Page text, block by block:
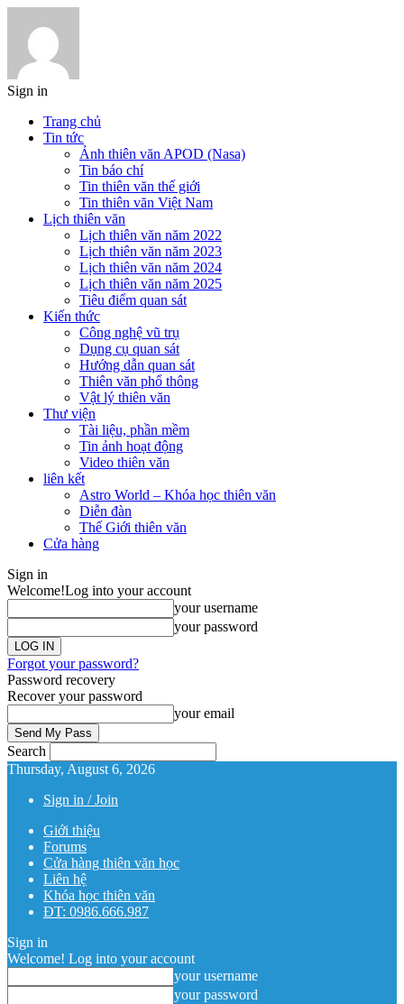
Sign in
Trang chủ
Tin tức
Ảnh thiên văn APOD (Nasa)
Tin báo chí
Tin thiên văn thế giới
Tin thiên văn Việt Nam
Lịch thiên văn
Lịch thiên văn năm 2022
Lịch thiên văn năm 2023
Lịch thiên văn năm 2024
Lịch thiên văn năm 2025
Tiêu điểm quan sát
Kiến thức
Công nghệ vũ trụ
Dụng cụ quan sát
Hướng dẫn quan sát
Thiên văn phổ thông
Vật lý thiên văn
Thư viện
Tài liệu, phần mềm
Tin ảnh hoạt động
Video thiên văn
liên kết
Astro World – Khóa học thiên văn
Diễn đàn
Thế Giới thiên văn
Cửa hàng
Sign in
Welcome!Log into your account
your username
your password
Forgot your password?
Password recovery
Recover your password
your email
Search
Thursday, August 6, 2026
Sign in / Join
Giới thiệu
Forums
Cửa hàng thiên văn học
Liên hệ
Khóa học thiên văn
ĐT: 0986.666.987
Sign in
Welcome! Log into your account
your username
your password